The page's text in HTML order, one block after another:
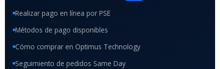
Realizar pago en línea por PSE
Métodos de pago disponibles
Cómo comprar en Optimus Technology
Seguimiento de pedidos Same Day